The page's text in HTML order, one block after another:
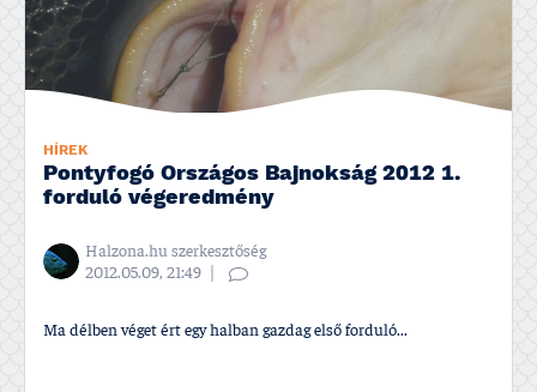
HÍREK
Pontyfogó Országos Bajnokság 2012 1.
forduló végeredmény
Halzona.hu szerkesztőség
2012.05.09, 21:49
Ma délben véget ért egy halban gazdag első forduló...